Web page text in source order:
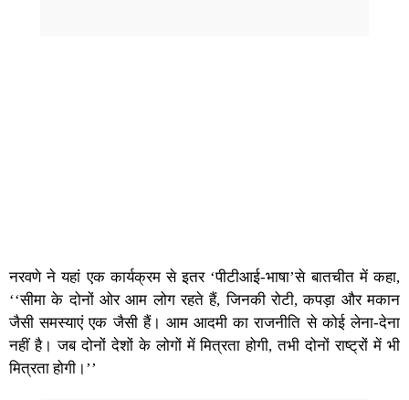
नरवणे ने यहां एक कार्यक्रम से इतर ‘पीटीआई-भाषा’से बातचीत में कहा,
‘‘सीमा के दोनों ओर आम लोग रहते हैं, जिनकी रोटी, कपड़ा और मकान
जैसी समस्याएं एक जैसी हैं। आम आदमी का राजनीति से कोई लेना-देना
नहीं है। जब दोनों देशों के लोगों में मित्रता होगी, तभी दोनों राष्ट्रों में भी
मित्रता होगी।’’